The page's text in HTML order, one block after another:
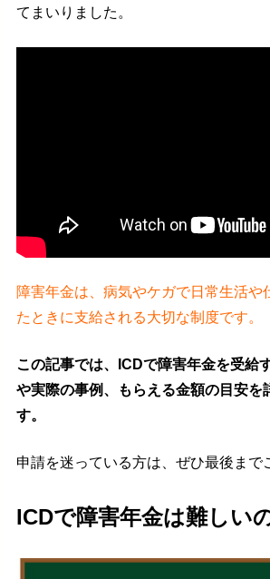
てまいりました。
障害年金は、病気やケガで日常生活や
たときに支給される大切な制度です。
この記事では、ICDで障害年金を受給
や実際の事例、もらえる金額の目安を
す。
申請を迷っている方は、ぜひ最後まで
ICDで障害年金は難しい